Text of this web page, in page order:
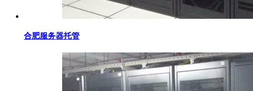
合肥服务器托管